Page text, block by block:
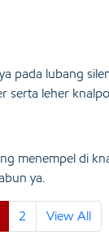
pada lubang
serta leher
menempel di
ya.
2 View All